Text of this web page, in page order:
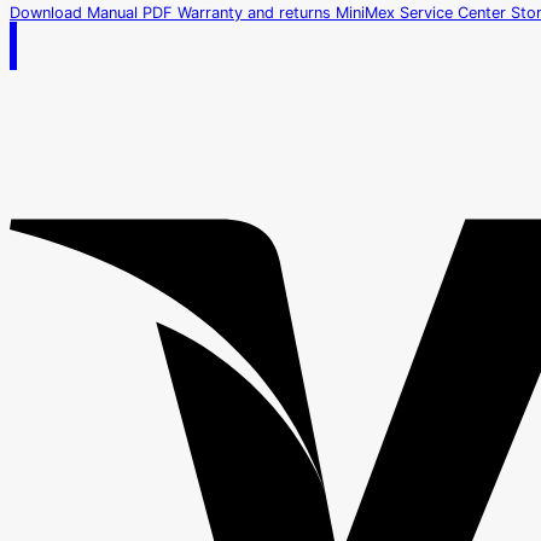
Download Manual PDF Warranty and returns MiniMex Service Center